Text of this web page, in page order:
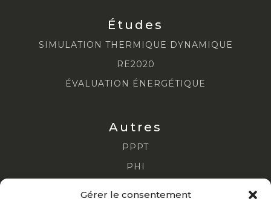
Gérer le consentement
Études
SIMULATION THERMIQUE DYNAMIQUE
RE2020
ÉVALUATION ÉNERGÉTIQUE
Autres
PPPT
PHI